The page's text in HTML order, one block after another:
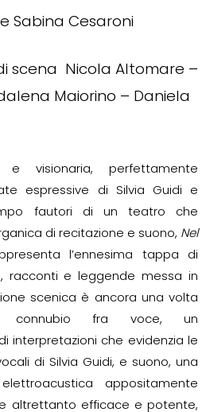
Sabina Cesaroni
scena Nicola Altomare –
Maiorino – Daniela
e visionaria, perfettamente
espressive di Silvia Guidi e
fautori di un teatro che
di recitazione e suono, Nel
l’ennesima tappa di
racconti e leggende messa in
scenica è ancora una volta
connubio fra voce, un
interpretazioni che evidenzia le
di Silvia Guidi, e suono, una
appositamente
altrettanto efficace e potente,